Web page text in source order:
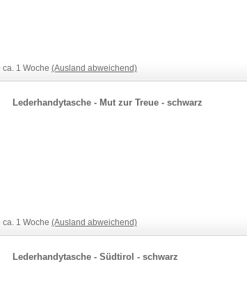
ca. 1 Woche (Ausland abweichend)
Lederhandytasche - Mut zur Treue - schwarz
ca. 1 Woche (Ausland abweichend)
Lederhandytasche - Südtirol - schwarz